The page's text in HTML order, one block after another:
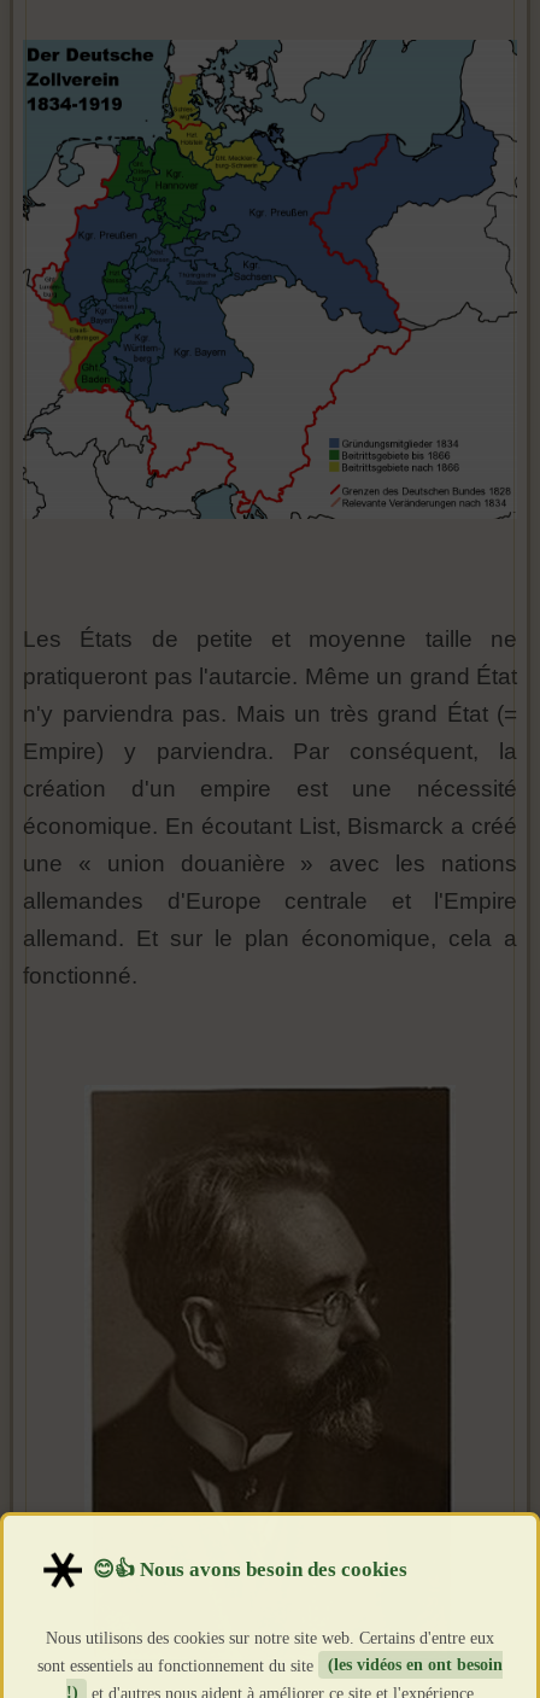
Les États de petite et moyenne taille ne
pratiqueront pas l'autarcie. Même un grand État
n'y parviendra pas. Mais un très grand État (=
Empire) y parviendra. Par conséquent, la
création d'un empire est une nécessité
économique. En écoutant List, Bismarck a créé
une « union douanière » avec les nations
allemandes d'Europe centrale et l'Empire
allemand. Et sur le plan économique, cela a
fonctionné.
Nous utilisons des cookies sur notre site web. Certains d'entre eux
sont essentiels au fonctionnement du site
(les vidéos en ont besoin
!)
et d'autres nous aident à améliorer ce site et l'expérience